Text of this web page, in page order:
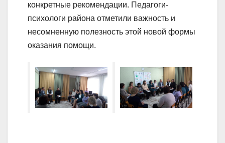
конкретные рекомендации. Педагоги-
психологи района отметили важность и
несомненную полезность этой новой формы
оказания помощи.